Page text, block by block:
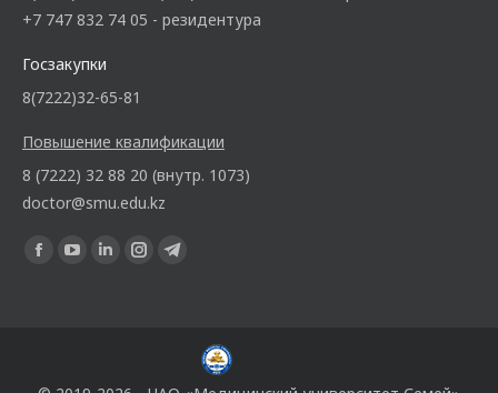
+7 747 832 74 05 - резидентура
Госзакупки
8(7222)32-65-81
Повышение квалификации
8 (7222) 32 88 20 (внутр. 1073)
doctor@smu.edu.kz
Ищите нас: